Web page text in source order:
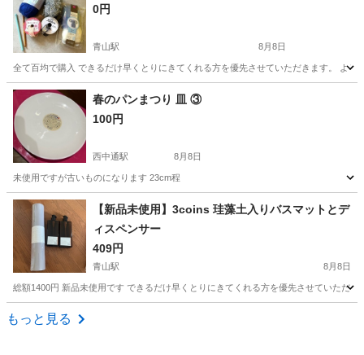
0円
青山駅 8月8日
全て百均で購入 できるだけ早くとりにきてくれる方を優先させていただきます。 よろ
新潟 新潟市 青山駅 ラッピング用品
春のパンまつり 皿 ③
100円
西中通駅 8月8日
未使用ですが古いものになります 23cm程
新潟 柏崎市 西中通駅 食器 春のパンまつり
【新品未使用】3coins 珪藻土入りバスマットとデ
ィスペンサー
409円
青山駅 8月8日
総額1400円 新品未使用です できるだけ早くとりにきてくれる方を優先させていただき
新潟 新潟市
もっと見る